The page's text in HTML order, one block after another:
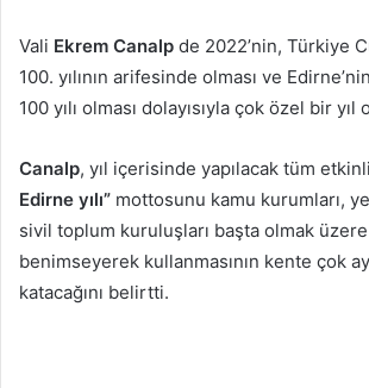
Vali Ekrem Canalp de 2022’nin, Türkiye
100. yılının arifesinde olması ve
100 yılı olması dolayısıyla çok özel bir
Canalp, yıl içerisinde yapılacak tüm
Edirne yılı” mottosunu kamu kurumları,
sivil toplum kuruluşları başta olmak
benimseyerek kullanmasının kente çok
katacağını belirtti.